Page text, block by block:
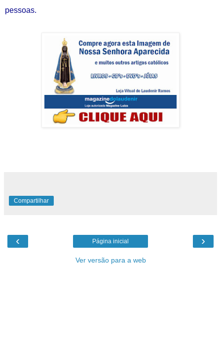
pessoas.
Compartilhar
‹ ›
Página inicial
Ver versão para a web